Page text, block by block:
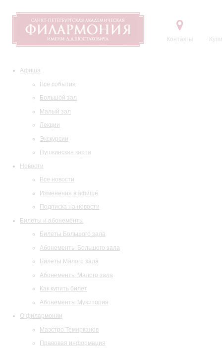
Контакты
Афиша
Все события
Большой зал
Малый зал
Лекции
Экскурсии
Пушкинская карта
Новости
Все новости
Изменения в афише
Подписка на новости
Билеты и абонементы
Билеты Большого зала
Абонементы Большого зала
Билеты Малого зала
Абонементы Малого зала
Как купить билет
Абонементы Музитория
О филармонии
Маэстро Темирканов
Правовая информация